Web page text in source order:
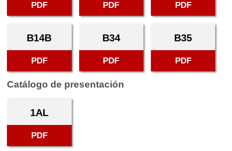
PDF PDF PDF
B14B
PDF
B34
PDF
B35
PDF
Catálogo de presentación
1AL
PDF